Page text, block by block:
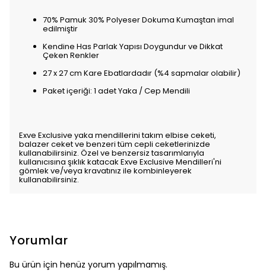
70% Pamuk 30% Polyeser Dokuma Kumaştan imal
edilmiştir
Kendine Has Parlak Yapısı Doygundur ve Dikkat
Çeken Renkler
27 x 27 cm Kare Ebatlardadır (%4 sapmalar olabilir)
Paket içeriği: 1 adet Yaka / Cep Mendili
Exve Exclusive yaka mendillerini takım elbise ceketi,
balazer ceket ve benzeri tüm cepli ceketlerinizde
kullanabilirsiniz. Özel ve benzersiz tasarımlarıyla
kullanıcısına şıklık katacak Exve Exclusive Mendilleri'ni
gömlek ve/veya kravatınız ile kombinleyerek
kullanabilirsiniz.
Yorumlar
Bu ürün için henüz yorum yapılmamış.